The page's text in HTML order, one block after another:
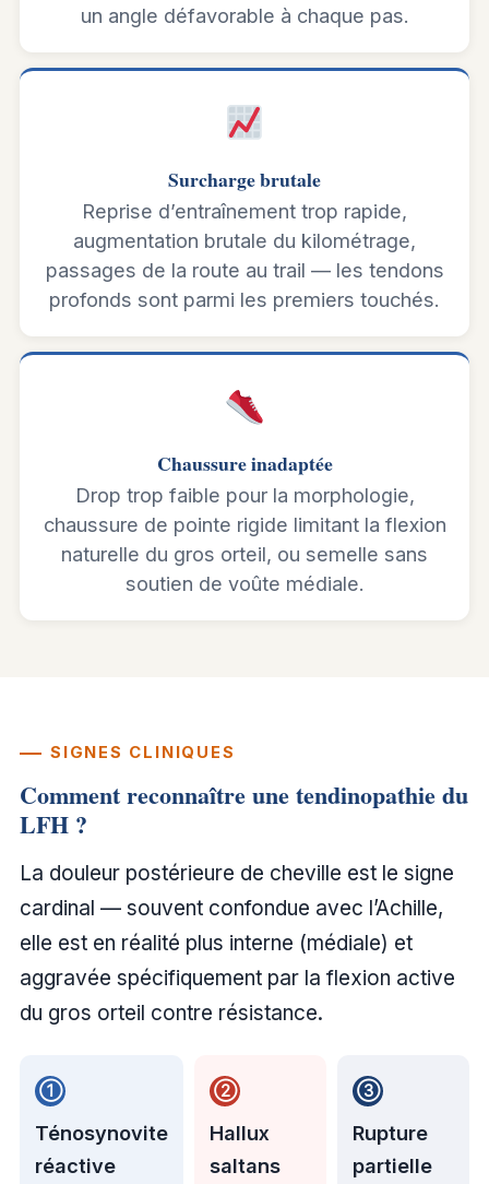
un angle défavorable à chaque pas.
Surcharge brutale
Reprise d’entraînement trop rapide,
augmentation brutale du kilométrage,
passages de la route au trail — les tendons
profonds sont parmi les premiers touchés.
Chaussure inadaptée
Drop trop faible pour la morphologie,
chaussure de pointe rigide limitant la flexion
naturelle du gros orteil, ou semelle sans
soutien de voûte médiale.
SIGNES CLINIQUES
Comment reconnaître une tendinopathie du
LFH ?
La douleur postérieure de cheville est le signe
cardinal — souvent confondue avec l’Achille,
elle est en réalité plus interne (médiale) et
aggravée spécifiquement par la flexion active
du gros orteil contre résistance.
①
Ténosynovite
réactive
②
Hallux
saltans
③
Rupture
partielle